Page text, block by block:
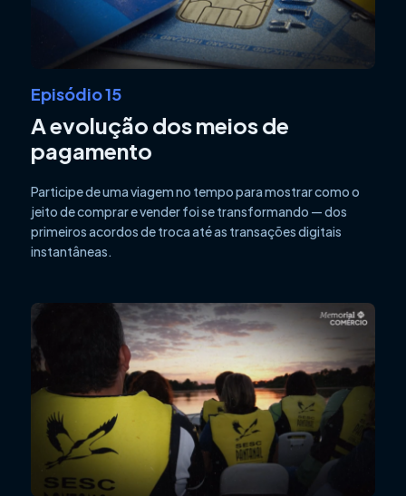
Episódio 15
A evolução dos meios de
pagamento
Participe de uma viagem no tempo para mostrar como o
jeito de comprar e vender foi se transformando — dos
primeiros acordos de troca até as transações digitais
instantâneas.